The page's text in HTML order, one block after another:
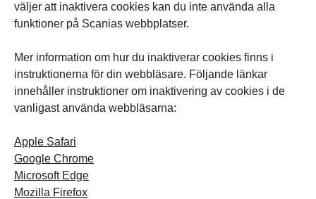
väljer att inaktivera cookies kan du inte använda alla
funktioner på Scanias webbplatser.
Mer information om hur du inaktiverar cookies finns i
instruktionerna för din webbläsare. Följande länkar
innehåller instruktioner om inaktivering av cookies i de
vanligast använda webbläsarna:
Apple Safari
Google Chrome
Microsoft Edge
Mozilla Firefox